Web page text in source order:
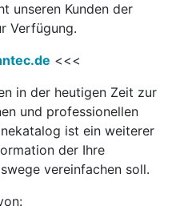
unseren Kunden der
Verfügung.
<<<
in der heutigen Zeit zur
und professionellen
ist ein weiterer
der Ihre
vereinfachen soll.